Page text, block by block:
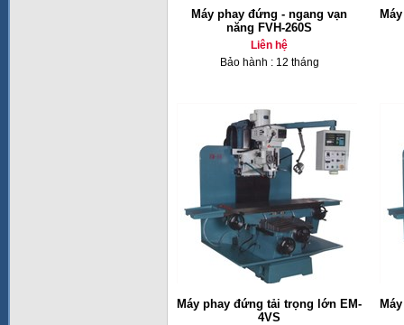
Máy phay đứng - ngang vạn
năng FVH-260S
Liên hệ
Bảo hành : 12 tháng
Máy phay đứng tải trọng lớn EM-
4VS